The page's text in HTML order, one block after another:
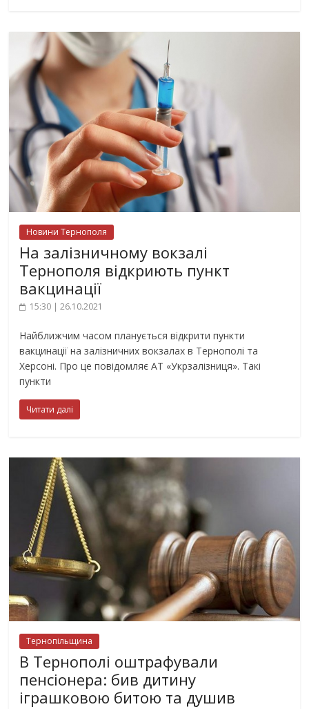
Новини Тернополя
На залізничному вокзалі
Тернополя відкриють пункт
вакцинації
15:30 | 26.10.2021
Найближчим часом планується відкрити пункти
вакцинації на залізничних вокзалах в Тернополі та
Херсоні. Про це повідомляє АТ «Укрзалізниця». Такі
пункти
Читати далі
Тернопільщина
В Тернополі оштрафували
пенсіонера: бив дитину
іграшковою битою та душив